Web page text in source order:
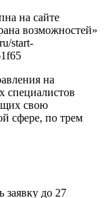
на сайте
возможностей»
start-
на
свою
сфере, по трем
заявку до 27